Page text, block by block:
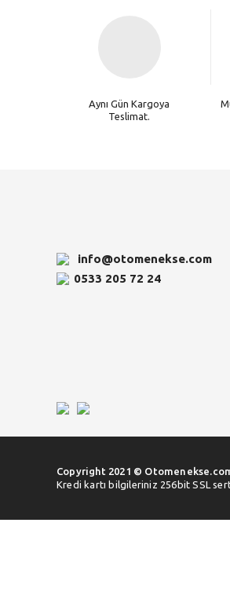
Aynı Gün Kargoya
Teslimat.
info@otomenekse.com
0533 205 72 24
Copyright 2021 ©
Kredi kartı bilgileriniz 256bit SSL